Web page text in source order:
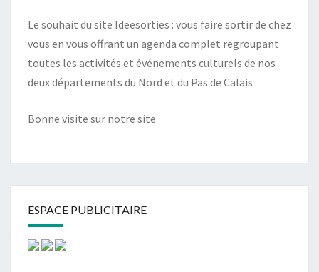
Le souhait du site Ideesorties : vous faire sortir de chez
vous en vous offrant un agenda complet regroupant
toutes les activités et événements culturels de nos
deux départements du Nord et du Pas de Calais .
Bonne visite sur notre site
ESPACE PUBLICITAIRE